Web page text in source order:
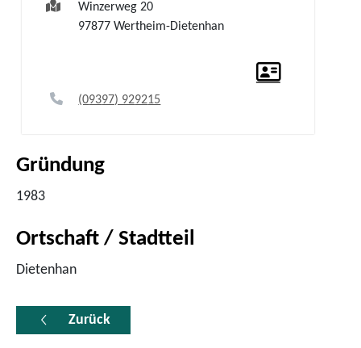
Winzerweg 20
97877 Wertheim-Dietenhan
(09397) 929215
Gründung
1983
Ortschaft / Stadtteil
Dietenhan
Zurück